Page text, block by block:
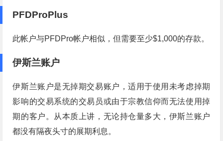
PFDProPlus
此帐户与PFDPro帐户相似，但需要至少$1,000的存款。
伊斯兰账户
伊斯兰账户是无掉期交易账户，适用于使用未考虑掉期
影响的交易系统的交易员或由于宗教信仰而无法使用掉
期的客户。从本质上讲，无论持仓量多大，伊斯兰账户
都没有隔夜头寸的展期利息。